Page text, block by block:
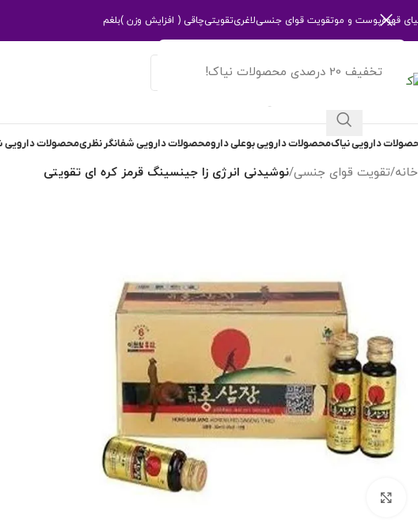
تخفیف 20 درصدی محصولات نیاک!
قهوهپوست و موتقویت قوای جنسیلاغریتقویتیچاقی ( افزایش وزن )بلغم
دارویی نیاکمحصولات دارویی بوعلی دارومحصولات دارویی شفانگر نظریمحصولات دارویی
خانه/تقویت قوای جنسی/نوشیدنی انرژی زا جینسینگ قرمز کره ای تقویتی